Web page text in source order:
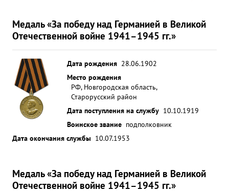
Медаль «За победу над Германией в Великой
Отечественной войне 1941–1945 гг.»
Дата рождения 28.06.1902
Место рождения
РФ, Новгородская область,
Старорусский район
Дата поступления на службу 10.10.1919
Воинское звание подполковник
Дата окончания службы 10.07.1953
Медаль «За победу над Германией в Великой
Отечественной войне 1941–1945 гг.»